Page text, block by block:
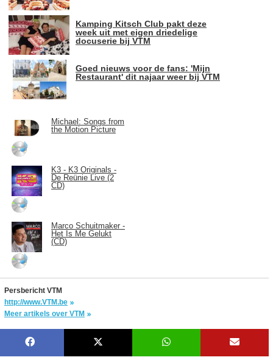
Kamping Kitsch Club pakt deze
week uit met eigen driedelige
docuserie bij VTM
Goed nieuws voor de fans: 'Mijn
Restaurant' dit najaar weer bij VTM
Michael: Songs from
the Motion Picture
K3 - K3 Originals -
De Reünie Live (2
CD)
Marco Schuitmaker -
Het Is Me Gelukt
(CD)
Persbericht VTM
http://www.VTM.be
Meer artikels over VTM